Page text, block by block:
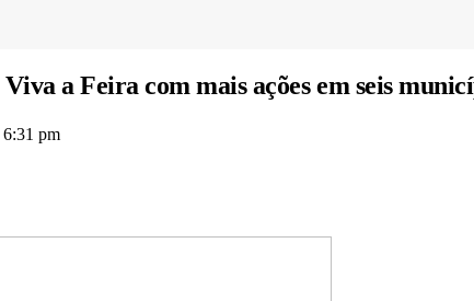
a Feira com mais ações em seis
6:31 pm